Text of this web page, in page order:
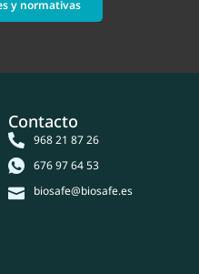
y normativas
Contacto
968 21 87 26
676 97 64 53
biosafe@biosafe.es